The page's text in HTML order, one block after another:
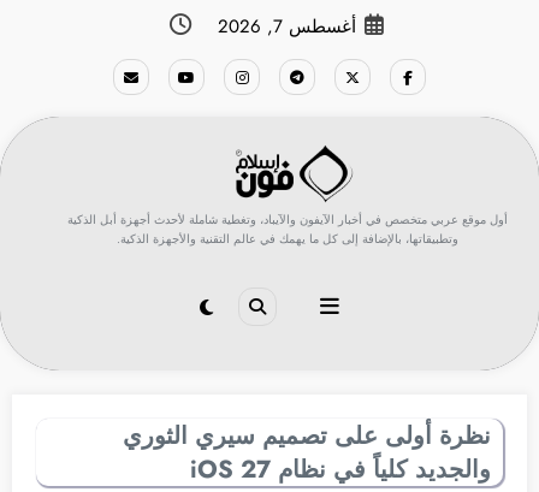
أغسطس 7, 2026
أول موقع عربي متخصص في أخبار الآيفون والآيباد، وتغطية شاملة لأحدث أجهزة أبل الذكية
وتطبيقاتها، بالإضافة إلى كل ما يهمك في عالم التقنية والأجهزة الذكية.
نظرة أولى على تصميم سيري الثوري
والجديد كلياً في نظام iOS 27